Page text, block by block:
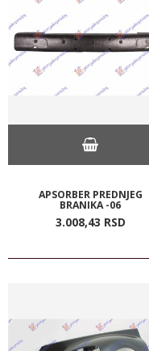
APSORBER PREDNJEG
BRANIKA -06
3.008,43 RSD